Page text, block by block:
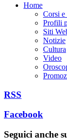
Home
Corsi e
Profili
Siti
Notizie
Cultura
Video
RSS
Facebook
Seguici anche